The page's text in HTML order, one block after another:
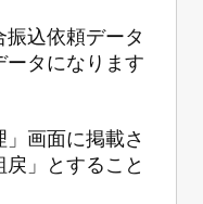
込依頼データ
タになります
画面に掲載さ
」とすること